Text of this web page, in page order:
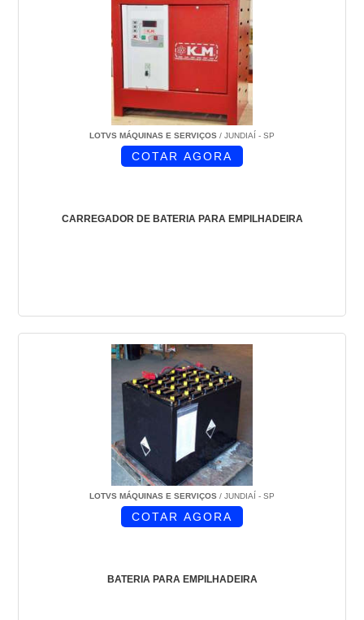
LOTVS MÁQUINAS E SERVIÇOS / JUNDIAÍ - SP
CARREGADOR DE BATERIA PARA EMPILHADEIRA
COTAR AGORA
LOTVS MÁQUINAS E SERVIÇOS / JUNDIAÍ - SP
BATERIA PARA EMPILHADEIRA
COTAR AGORA